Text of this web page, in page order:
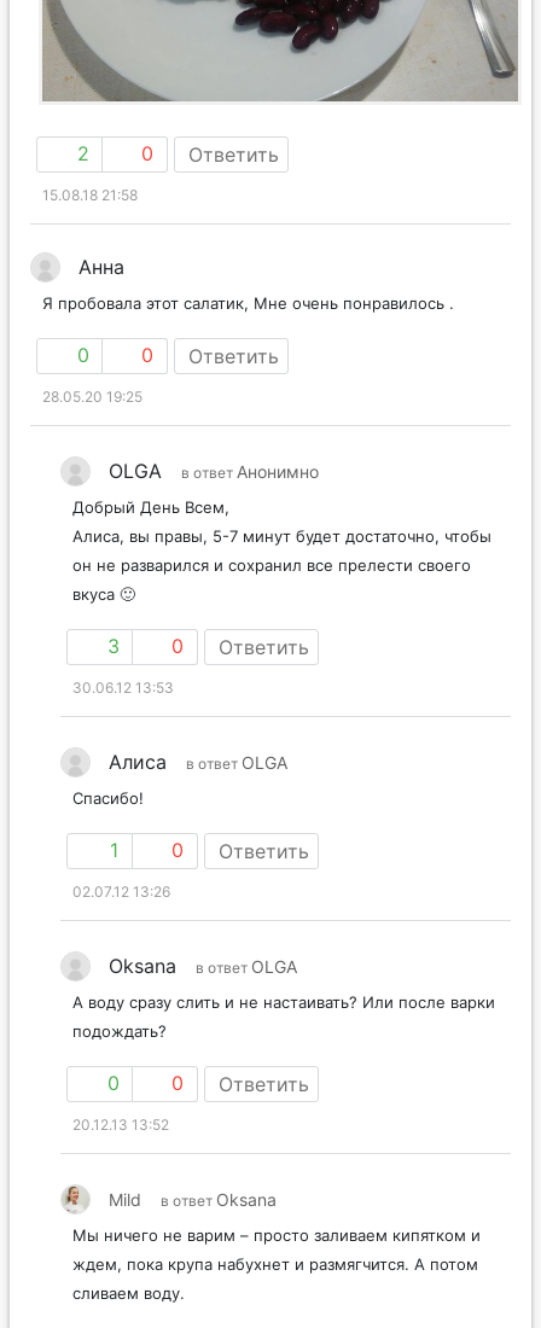
2 0 Ответить
15.08.18 21:58
Анна
Я пробовала этот салатик, Мне очень понравилось .
0 0 Ответить
28.05.20 19:25
OLGA в ответ Анонимно
Добрый День Всем,
Алиса, вы правы, 5-7 минут будет достаточно, чтобы
он не разварился и сохранил все прелести своего
вкуса 🙂
3 0 Ответить
30.06.12 13:53
Алиса в ответ OLGA
Спасибо!
1 0 Ответить
02.07.12 13:26
Oksana в ответ OLGA
А воду сразу слить и не настаивать? Или после варки
подождать?
0 0 Ответить
20.12.13 13:52
Mild в ответ Oksana
Мы ничего не варим – просто заливаем кипятком и
ждем, пока крупа набухнет и размягчится. А потом
сливаем воду.